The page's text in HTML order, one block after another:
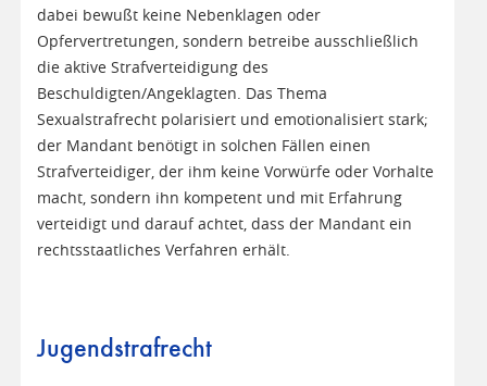
dabei bewußt keine Nebenklagen oder
Opfervertretungen, sondern betreibe ausschließlich
die aktive Strafverteidigung des
Beschuldigten/Angeklagten. Das Thema
Sexualstrafrecht polarisiert und emotionalisiert stark;
der Mandant benötigt in solchen Fällen einen
Strafverteidiger, der ihm keine Vorwürfe oder Vorhalte
macht, sondern ihn kompetent und mit Erfahrung
verteidigt und darauf achtet, dass der Mandant ein
rechtsstaatliches Verfahren erhält.
Jugendstrafrecht